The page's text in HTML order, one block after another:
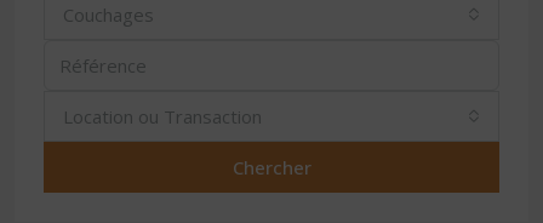
Couchages
Location ou Transaction
Chercher